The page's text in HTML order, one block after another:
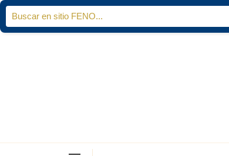
Search
for: